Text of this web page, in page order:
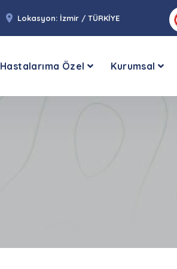
Lokasyon: İzmir / TÜRKİYE
Hastalarıma Özel Kurumsal